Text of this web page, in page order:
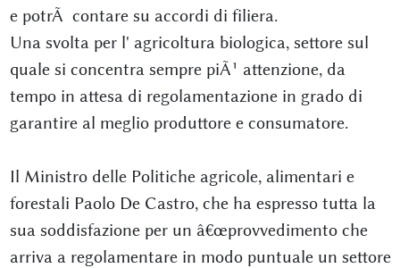
e potrÃ contare su accordi di filiera.
Una svolta per l' agricoltura biologica, settore sul
quale si concentra sempre piÃ¹ attenzione, da
tempo in attesa di regolamentazione in grado di
garantire al meglio produttore e consumatore.
Il Ministro delle Politiche agricole, alimentari e
forestali Paolo De Castro, che ha espresso tutta la
sua soddisfazione per un â€œprovvedimento che
arriva a regolamentare in modo puntuale un settore